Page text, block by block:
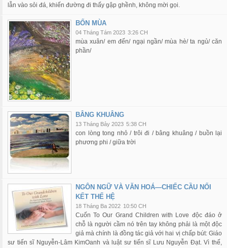
lẫn vào sỏi đá, khiến đường đi thấy gập ghềnh, không mời gọi.
BỐN MÙA
04 Tháng Tám 2023 3:26 CH
mùa xuân/ em đến/ ngại ngần/ mùa hè/ ta ngủ/ căn
phần/
BÂNG KHUÂNG
13 Tháng Bảy 2023 5:38 CH
con lòng tong nhỏ / trôi đi / bâng khuâng / buồn lại
phương phi / giữa trời
NGÔN NGỮ VÀ VĂN HOÁ—CHIẾC CẦU NỐI
KẾT THẾ HỆ
18 Tháng Ba 2022 10:50 CH
Cuốn To Our Grand Children with Love độc đáo ở
chỗ là người cầm nó trên tay không phải là một độc
giả mà chính là đồng tác giả với hai vị chấp bút: Giáo
sư tiến sĩ Nguyễn-Lâm KimOanh và luật sư tiến sĩ Lưu Nguyễn Đạt. Vì thế,